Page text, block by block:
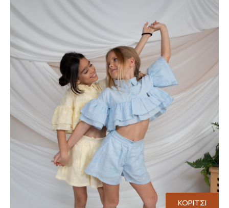
ΚΟΡΙΤΣΙ